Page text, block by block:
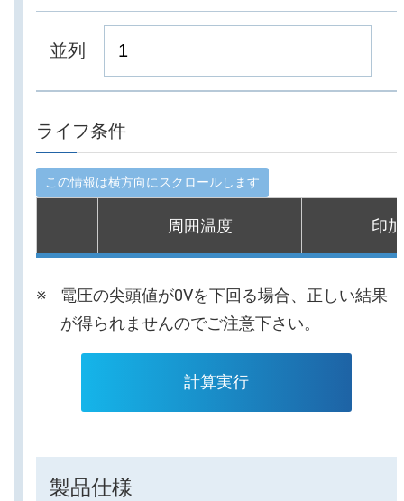
並列
ライフ条件
周囲温度 印
電圧の尖頭値が0Vを下回る場合、正しい結果
が得られませんのでご注意下さい。
計算実行
製品仕様